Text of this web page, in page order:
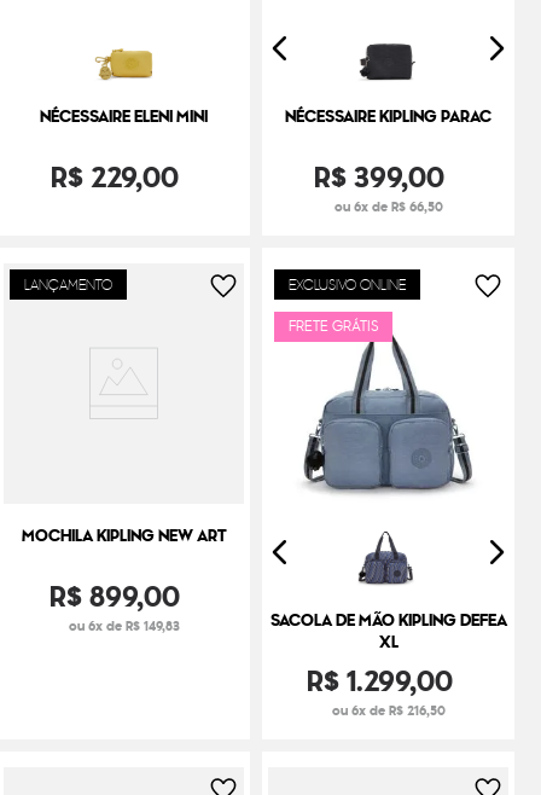
NÉCESSAIRE ELENI MINI
R$229,00
NÉCESSAIRE KIPLING PARAC
R$399,00
ou 6x de R$ 66,50
LANÇAMENTO
MOCHILA KIPLING NEW ART
R$899,00
ou 6x de R$ 149,83
EXCLUSIVO ONLINE
FRETE GRÁTIS
SACOLA DE MÃO KIPLING DEFEA
XL
R$1.299,00
ou 6x de R$ 216,50